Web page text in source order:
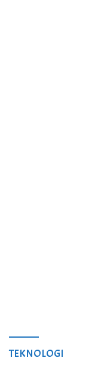
TEKNOLOGI